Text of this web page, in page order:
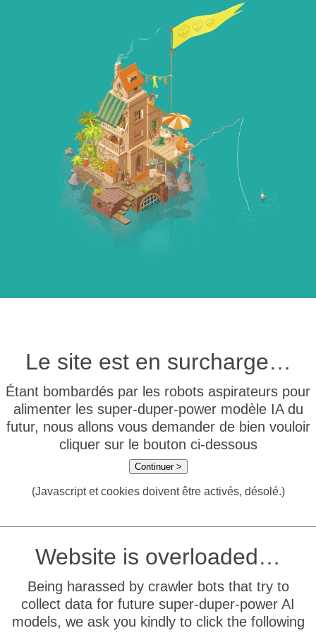
Le site est en surcharge…
Étant bombardés par les robots aspirateurs pour
alimenter les super-duper-power modèle IA du
futur, nous allons vous demander de bien vouloir
cliquer sur le bouton ci-dessous
Continuer >
(Javascript et cookies doivent être activés, désolé.)
Website is overloaded…
Being harassed by crawler bots that try to
collect data for future super-duper-power AI
models, we ask you kindly to click the following